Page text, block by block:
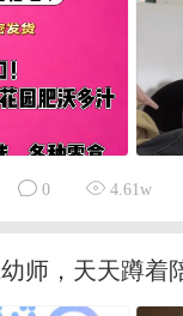
0 4.61w
师，天天蹲